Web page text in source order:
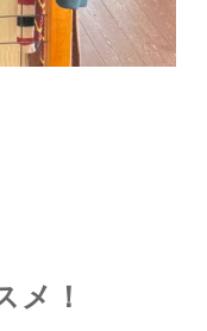
メ！